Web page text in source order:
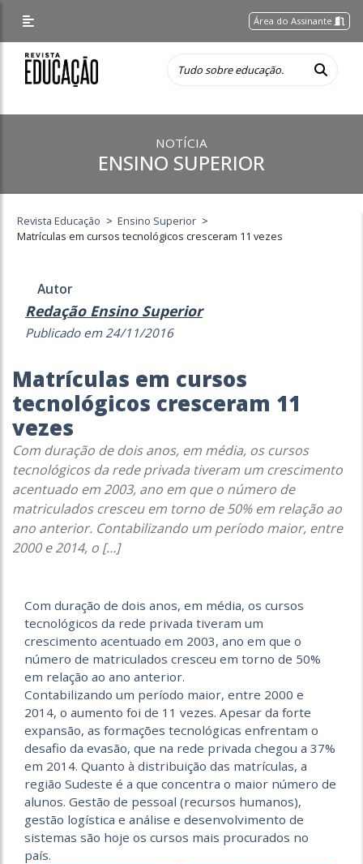
Área do Assinante
NOTÍCIA
ENSINO SUPERIOR
Revista Educação > Ensino Superior >
Matrículas em cursos tecnológicos cresceram 11 vezes
Autor
Redação Ensino Superior
Publicado em 24/11/2016
Matrículas em cursos
tecnológicos cresceram 11
vezes
Com duração de dois anos, em média, os cursos
tecnológicos da rede privada tiveram um crescimento
acentuado em 2003, ano em que o número de
matriculados cresceu em torno de 50% em relação ao
ano anterior. Contabilizando um período maior, entre
2000 e 2014, o […]
Com duração de dois anos, em média, os cursos
tecnológicos da rede privada tiveram um
crescimento acentuado em 2003, ano em que o
número de matriculados cresceu em torno de 50%
em relação ao ano anterior.
Contabilizando um período maior, entre 2000 e
2014, o aumento foi de 11 vezes. Apesar da forte
expansão, as formações tecnológicas enfrentam o
desafio da evasão, que na rede privada chegou a 37%
em 2014. Quanto à distribuição das matrículas, a
região Sudeste é a que concentra o maior número de
alunos. Gestão de pessoal (recursos humanos),
gestão logística e análise e desenvolvimento de
sistemas são hoje os cursos mais procurados no
país.